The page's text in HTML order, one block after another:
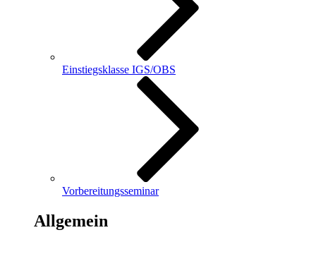
Einstiegsklasse IGS/OBS
Vorbereitungsseminar
Allgemein